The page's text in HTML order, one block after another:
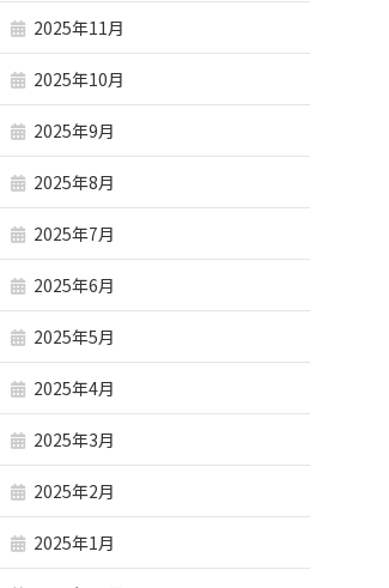
2025年11月
2025年10月
2025年9月
2025年8月
2025年7月
2025年6月
2025年5月
2025年4月
2025年3月
2025年2月
2025年1月